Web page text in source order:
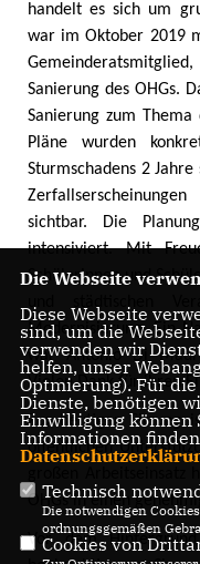
handelt es sich um
war im Oktober 2019
Sanierung des OHGs.
Sanierung zum
Pläne wurden
Sturmschadens 2
sichtbar. Die
intensiviert. Mit
Schülerinnen und
Modernisierung. Ein
war Antonio Di
Vielen Dank für ihren
Zur heutigen Sitzung
öffentlichen
OHGs in einen
Vor dem Hintergrund
Die Webseite
Diese Webseite
sind, um die
verwenden wir
helfen, unser
Optmierung). Für
Dienste, benötigen
Einwilligung können
Informationen
Technisch
Die notwendigen
ordnungsgemäßen
Cookies von